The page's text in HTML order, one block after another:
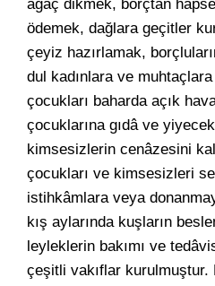
ağaç dikmek, borçtan
ödemek, dağlara geçitler
çeyiz hazırlamak,
dul kadınlara ve
çocukları baharda açık
çocuklarına gıdâ ve
kimsesizlerin cenâzesini
çocukları ve kimsesizleri
istihkâmlara veya
kış aylarında kuşların
leyleklerin bakımı ve
çeşitli vakıflar kurulmuştur.